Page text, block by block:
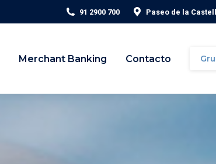
91 2900 700 Paseo de la
Merchant Banking Contacto